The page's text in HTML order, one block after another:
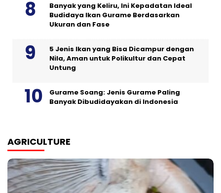
Banyak yang Keliru, Ini Kepadatan Ideal
Budidaya Ikan Gurame Berdasarkan
Ukuran dan Fase
5 Jenis Ikan yang Bisa Dicampur dengan
Nila, Aman untuk Polikultur dan Cepat
Untung
Gurame Soang: Jenis Gurame Paling
Banyak Dibudidayakan di Indonesia
AGRICULTURE